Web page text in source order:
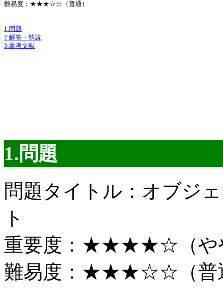
難易度：★★★☆☆（普通）
1.問題
2.解答・解説
3.参考文献
1.問題
問題タイトル：オブジ
ト
重要度：★★★★☆（や
難易度：★★★☆☆（普